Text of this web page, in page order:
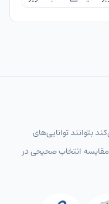
بتوانند توانایی‌های
مقایسه انتخاب‌ صحیحی در